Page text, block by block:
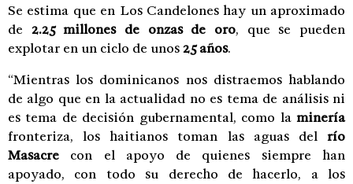
Se estima que en Los Candelones hay un aproximado
de 2.25 millones de onzas de oro, que se pueden
explotar en un ciclo de unos25 años.
“Mientras los dominicanos nos distraemos hablando
de algo que en la actualidad no es tema de análisis ni
es tema de decisión gubernamental, como la minería
fronteriza, los haitianos toman las aguas del río
Masacre con el apoyo de quienes siempre han
apoyado, con todo su derecho de hacerlo, a los